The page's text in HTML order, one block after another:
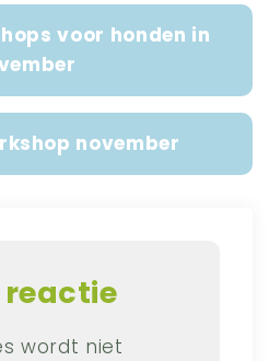
voor honden in
november
reactie
wordt niet